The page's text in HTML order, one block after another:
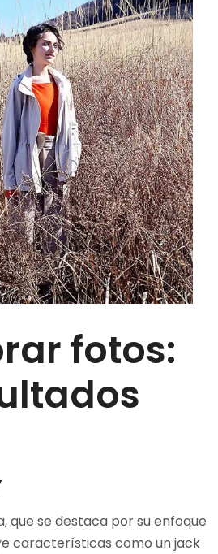
fotos:
que se destaca por su enfoque
características como un jack